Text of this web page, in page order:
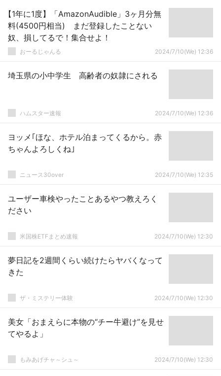
【1年に1度】「AmazonAudible」3ヶ月分無
料(4500円相当) まだ登録したことない
奴、損してるで！集合せよ！
おーるじゃんる 2024/7/10(We) 12:36
埼玉県の小中学生 高齢者の奴隷にされる
ハムスター速報 2024/7/10(We) 12:36
ヨッメ｢ほな、ホテル泊まってくるから。赤
ちゃんよろしくね｣
ニュース30over 2024/7/10(We) 12:35
ユーザー車検やったことあるやつ教えろく
ださい
米国株ETFまとめ速報 2024/7/10(We) 12:30
夢日記を2週間くらい続けたらヤバくなって
きた
ザ・ミステリー体験 2024/7/10(We) 12:30
美女「おまえらに本物の“チー牛避け”を見せ
てやるよ」
もみあげチャ～シュ～ 2024/7/10(We) 12:30